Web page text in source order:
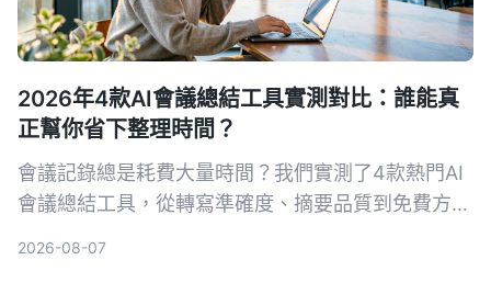
2026年4款AI會議總結工具實測對比：誰能真
正幫你省下整理時間？
會議記錄總是耗費大量時間？我們實測了4款熱門AI
會議總結工具，從轉寫準確度、摘要品質到免費方
2026-08-07